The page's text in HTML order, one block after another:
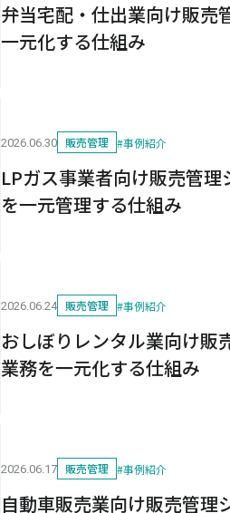
弁当宅配・仕出業向け販売
一元化する仕組み
2026.06.30 販売管理 #事例紹介
LPガス事業者向け販売管
を一元管理する仕組み
2026.06.24 販売管理 #事例紹介
おしぼりレンタル業向け販
業務を一元化する仕組み
2026.06.17 販売管理 #事例紹介
自動車販売業向け販売管理